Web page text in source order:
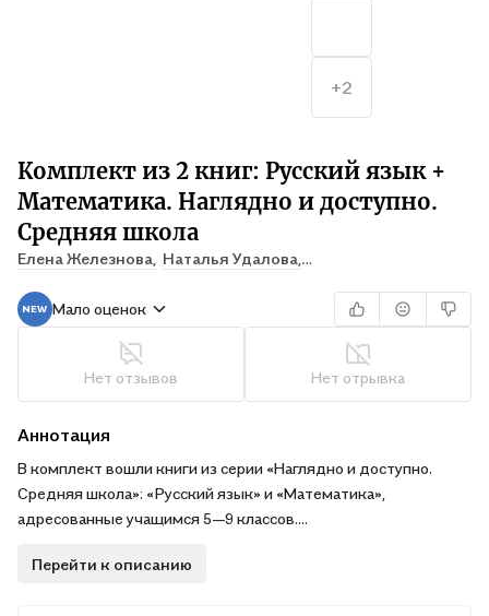
Комплект из 2 книг: Русский язык +
Математика. Наглядно и доступно.
Средняя школа
Елена Железнова, Наталья Удалова,
Мало оценок
Нет отзывов Нет отрывка
+2
Аннотация
В комплект вошли книги из серии «Наглядно и доступно.
Средняя школа»: «Русский язык» и «Математика»,
адресованные учащимся 5—9 классов.
сведения по основным темам школьного курса средней
Перейти к описанию